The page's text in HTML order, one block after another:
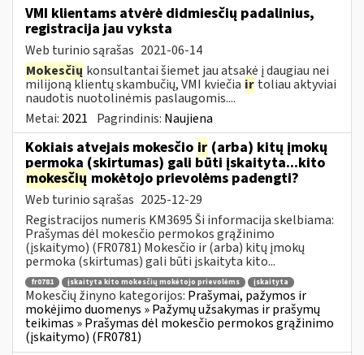
VMI klientams atvėrė didmiesčių padalinius,
registracija jau vyksta
Web turinio sąrašas 2021-06-14
Mokesčių konsultantai šiemet jau atsakė į daugiau nei
milijoną klientų skambučių, VMI kviečia ir toliau aktyviai
naudotis nuotolinėmis paslaugomis....
Metai: 2021 Pagrindinis: Naujiena
Kokiais atvejais mokesčio ir (arba) kitų įmokų
permoka (skirtumas) gali būti įskaityta...kito
mokesčių mokėtojo prievolėms padengti?
Web turinio sąrašas 2025-12-29
Registracijos numeris KM3695 Ši informacija skelbiama:
Prašymas dėl mokesčio permokos grąžinimo
(įskaitymo) (FR0781) Mokesčio ir (arba) kitų įmokų
permoka (skirtumas) gali būti įskaityta kito...
fr0781 įskaityta kito mokesčių mokėtojo prievolėms įskaityta
Mokesčių žinyno kategorijos: Prašymai, pažymos ir
mokėjimo duomenys » Pažymų užsakymas ir prašymų
teikimas » Prašymas dėl mokesčio permokos grąžinimo
(įskaitymo) (FR0781)